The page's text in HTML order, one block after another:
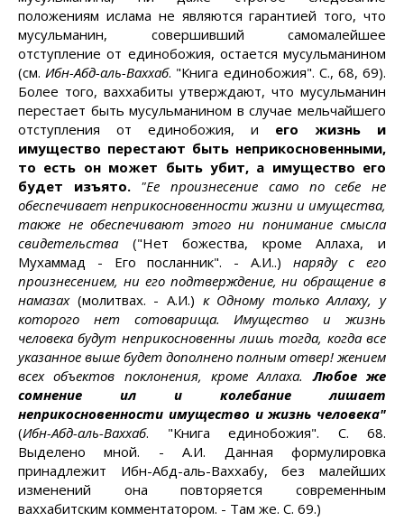
положениям ислама не являются гарантией того, что
мусульманин, совершивший самомалейшее
отступление от единобожия, остается мусульманином
(см.Ибн-Абд-аль-Ваххаб. "Книга единобожия". С., 68, 69).
Более того, ваххабиты утверждают, что мусульманин
перестает быть мусульманином в случае мельчайшего
отступления от единобожия, и его жизнь и
имущество перестают быть неприкосновенными,
то есть он может быть убит, а имущество его
будет изъято.
"Ее произнесение само по себе не
обеспечивает неприкосновенности жизни и имущества,
также не обеспечивают этого ни понимание смысла
свидетельства ("Нет божества, кроме Аллаха, и
Мухаммад - Его посланник". - А.И..) наряду с его
произнесением, ни его подтверждение, ни обращение в
намазах(молитвах. - А.И.) к Одному только Аллаху, у
которого нет сотоварища. Имущество и жизнь
человека будут неприкосновенны лишь тогда, когда все
указанное выше будет дополнено полным отвер! жением
всех объектов поклонения, кроме Аллаха.Любое же
сомнение ил и колебание лишает
неприкосновенности имущество и жизнь человека"
(Ибн-Абд-аль-Ваххаб. "Книга единобожия". С. 68.
Выделено мной. - А.И. Данная формулировка
принадлежит Ибн-Абд-аль-Ваххабу, без малейших
изменений она повторяется современным
ваххабитским комментатором. - Там же. С. 69.)